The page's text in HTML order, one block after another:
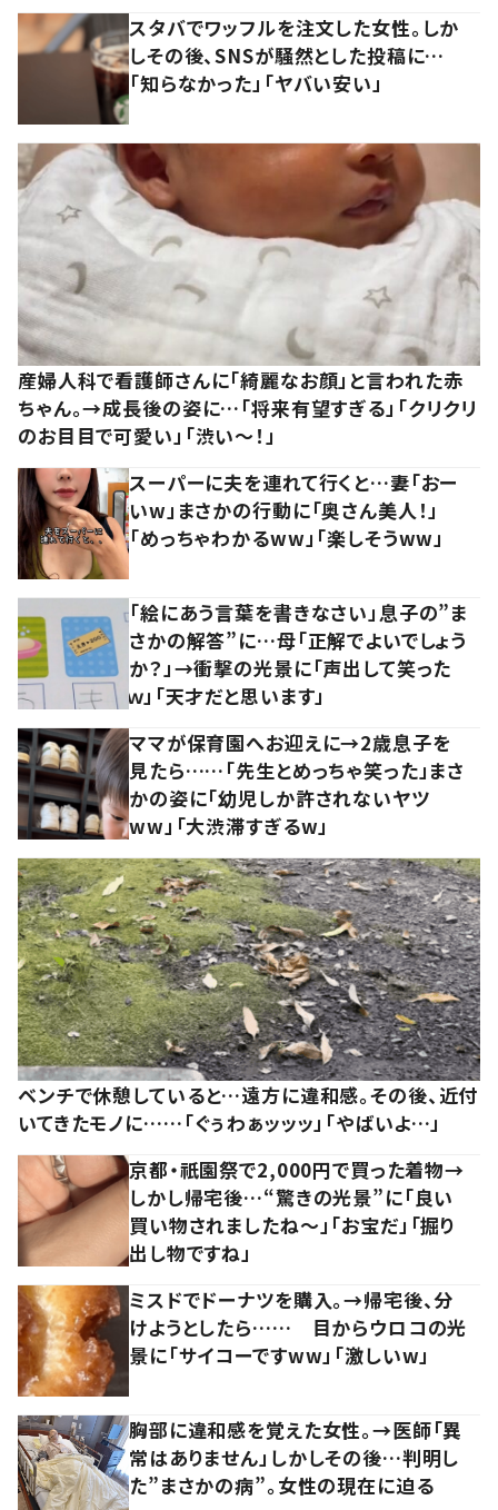
スタバでワッフルを注文した女性。しか
しその後、SNSが騒然とした投稿に…
「知らなかった」「ヤバい安い」
産婦人科で看護師さんに「綺麗なお顔」と言われた赤
ちゃん。→成長後の姿に…「将来有望すぎる」「クリクリ
のお目目で可愛い」「渋い～！」
スーパーに夫を連れて行くと…妻「おー
いw」まさかの行動に「奥さん美人！」
「めっちゃわかるww」「楽しそうww」
「絵にあう言葉を書きなさい」息子の”ま
さかの解答”に…母「正解でよいでしょう
か？」→衝撃の光景に「声出して笑った
ｗ」「天才だと思います」
ママが保育園へお迎えに→2歳息子を
見たら……「先生とめっちゃ笑った」まさ
かの姿に「幼児しか許されないヤツ
ww」「大渋滞すぎるw」
ベンチで休憩していると…遠方に違和感。その後、近付
いてきたモノに……「ぐぅわぁッッッ」「やばいよ…」
京都・祇園祭で2,000円で買った着物→
しかし帰宅後…“驚きの光景”に「良い
買い物されましたね～」「お宝だ」「掘り
出し物ですね」
ミスドでドーナツを購入。→帰宅後、分
けようとしたら…… 目からウロコの光
景に「サイコーですww」「激しいw」
胸部に違和感を覚えた女性。→医師「異
常はありません」しかしその後…判明し
た”まさかの病”。女性の現在に迫る